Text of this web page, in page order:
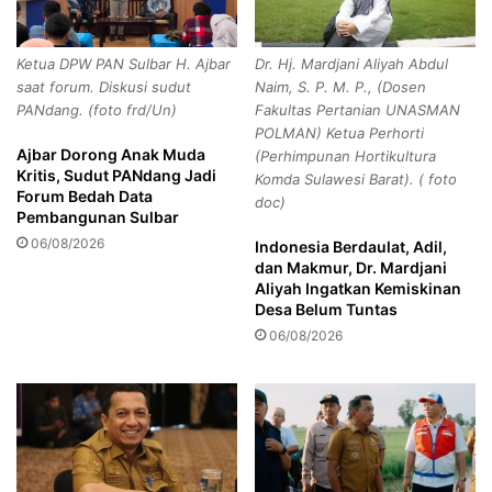
n
c
a
s
i
a
2
0
2
6
K
a
b
a
n
P
r
o
r
a
m
P
,
L
i
Ketua DPW PAN Sulbar H. Ajbar
saat forum. Diskusi sudut
PANdang. (foto frd/Un)
Ajbar Dorong Anak Muda
Kritis, Sudut PANdang Jadi
Forum Bedah Data
Pembangunan Sulbar
06/08/2026
Dr. Hj. Mardjani Aliyah Abdul
Naim, S. P. M. P., (Dosen
Fakultas Pertanian UNASMAN
POLMAN) Ketua Perhorti
(Perhimpunan Hortikultura
Komda Sulawesi Barat). ( foto
doc)
Indonesia Berdaulat, Adil,
dan Makmur, Dr. Mardjani
Aliyah Ingatkan Kemiskinan
Desa Belum Tuntas
06/08/2026